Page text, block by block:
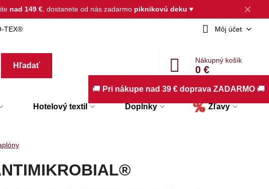
✕
nad 149 € , dostanete od nás zadarmo piknikovú deku♥
TEX® Môj účet
Hľadať
Nákupný košík
0 €
Hotelový textil Doplnky Zľavy
🚚 Pri nákupe nad 39 € doprava ZADARMO 🚚